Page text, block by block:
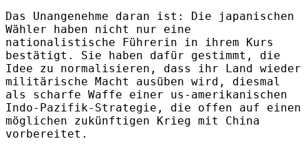
Das Unangenehme daran ist: Die japanischen
Wähler haben nicht nur eine
nationalistische Führerin in ihrem Kurs
bestätigt. Sie haben dafür gestimmt, die
Idee zu normalisieren, dass ihr Land wieder
militärische Macht ausüben wird, diesmal
als scharfe Waffe einer us-amerikanischen
Indo-Pazifik-Strategie, die offen auf einen
möglichen zukünftigen Krieg mit China
vorbereitet.